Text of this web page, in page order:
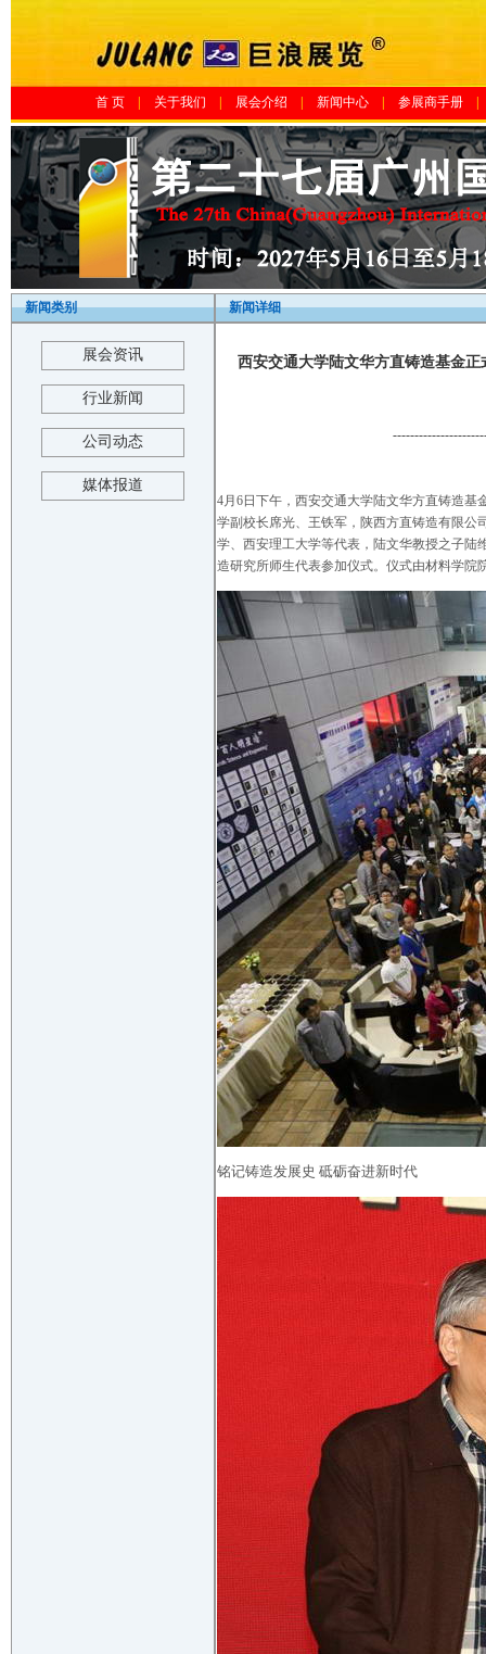
首 页 关于我们 展会介绍 新闻中心 参展商手册|
新闻类别
展会资讯
行业新闻
公司动态
媒体报道
新闻详细
西安交通大学陆文华方直铸造基金
4月6日下午，西安交通大学陆文华方直铸造
学副校长席光、王铁军，陕西方直铸造有限公
学、西安理工大学等代表，陆文华教授之子陆
造研究所师生代表参加仪式。仪式由材料学院
铭记铸造发展史 砥砺奋进新时代